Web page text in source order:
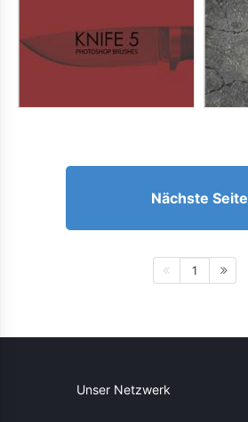
Nächste Seite
1
Unser Netzwerk